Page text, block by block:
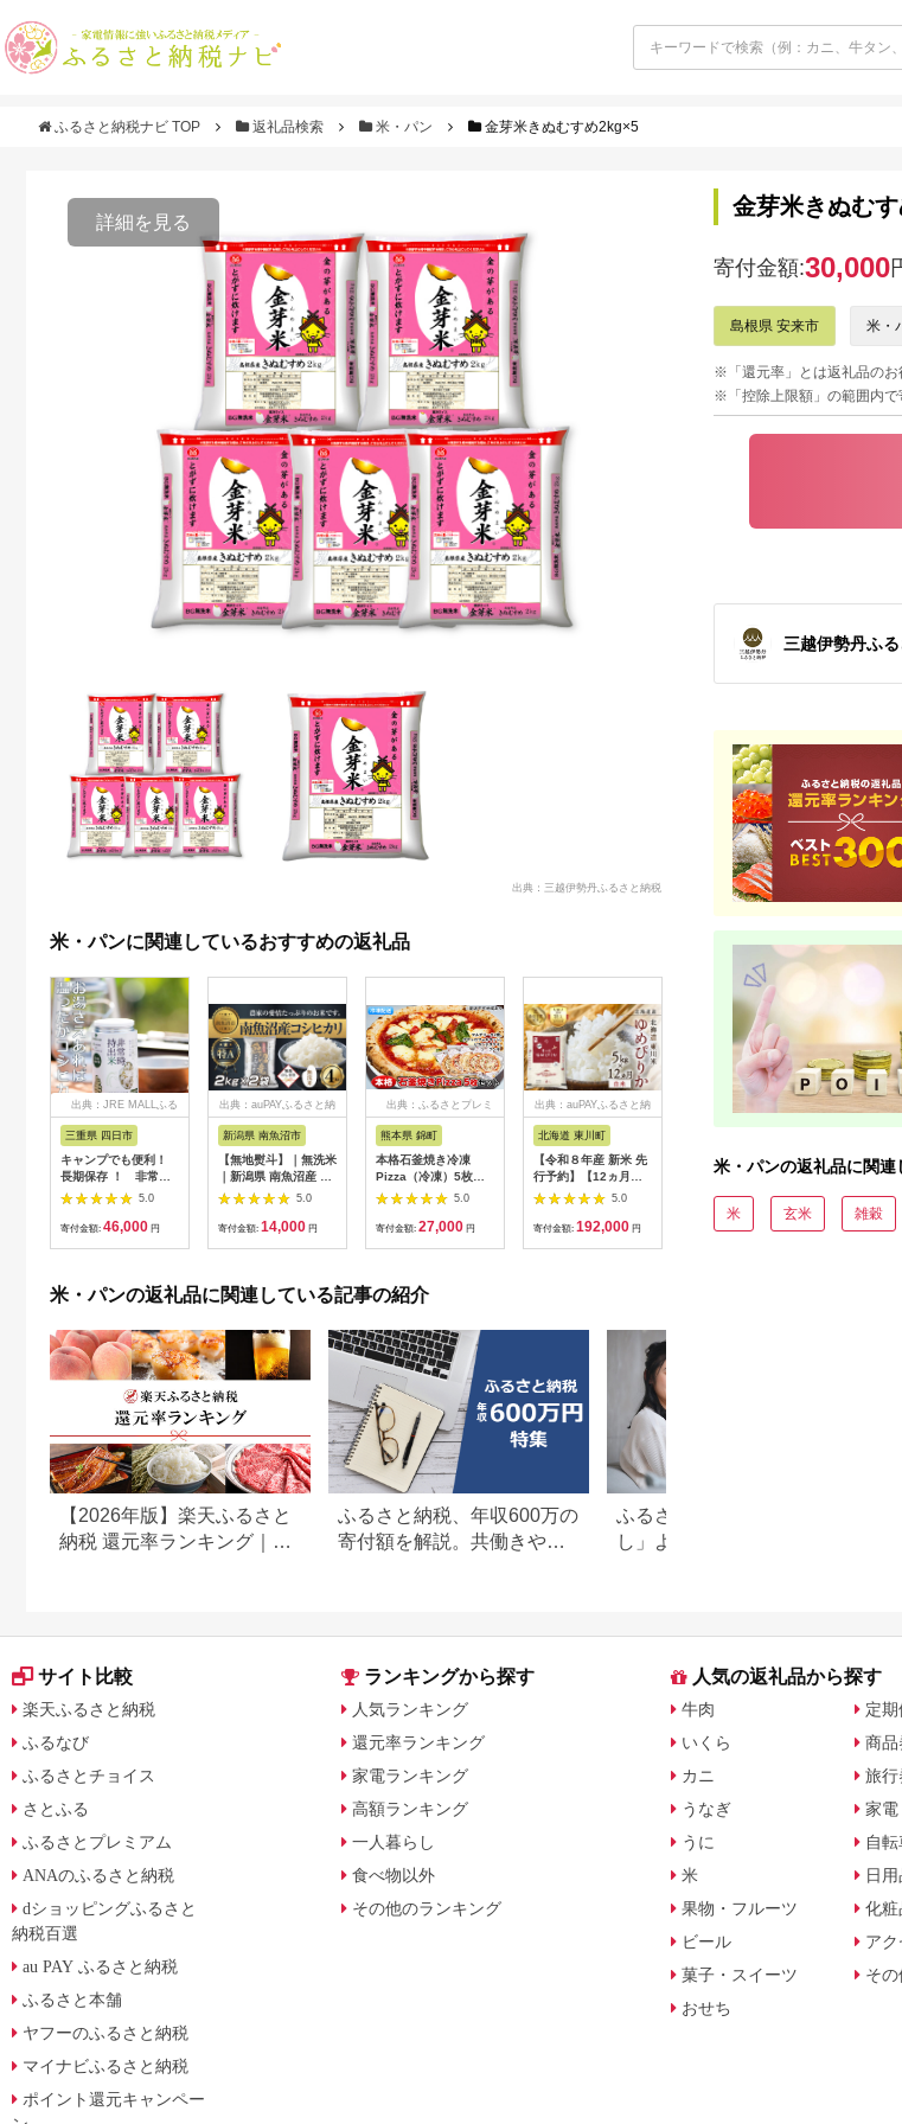
ふるさと納税ナビ TOP 返礼品検索 米・パン 金芽米きぬむすめ2kg×5
詳細を見る
出典：三越伊勢丹ふるさと納税
米・パンに関連しているおすすめの返礼品
出典：JRE MALLふる
三重県 四日市
キャンプでも便利！
長期保存 ！ 非常時
持出米24缶 わかめ
ごはん（製造日から８
年） ［災害 災害時
はん ご飯 わかめ
賞味期限 保存米 保
存食］
5.0
寄付金額: 46,000 円
出典：auPAYふるさと納
新潟県 南魚沼市
【無地熨斗】｜無洗米
｜新潟県 南魚沼産 コ
シヒカリ お米 2kg×2
袋 計4kg（お米の美
味しい炊き方ガイド付
5.0
寄付金額: 14,000 円
出典：ふるさとプレミ
熊本県 錦町
本格石釜焼き冷凍
Pizza（冷凍）5枚セ
ット【配送不可：離
島】 惣菜パン
5.0
寄付金額: 27,000 円
出典：auPAYふるさと納
北海道 東川町
【令和８年産 新米 先
行予約】【12ヵ月定
期便】東川米ゆめぴり
5kg（2026年10月中
5.0
寄付金額: 192,000 円
【6回定期便】GABA
玄米もち麦ごはん4種
【玄米 GABA玄米
GABAライス もち麦
5.0
寄付金額:88,000円
満月もち
し餅」
満月 杵
本 茨城
寄付金額:
米・パンの返礼品に関連している記事の紹介
【2026年版】楽天ふるさと
納税 還元率ランキング｜高
ふるさと納税、年収600万の
寄付額を解説。共働きや子
ふるさと納税「一人暮ら
し」よかったもの特集。お
金芽米きぬむ
寄付金額:30,000
島根県 安来市 米・
※「還元率」とは返礼品のお
※「控除上限額」の範囲内で
三越伊勢丹ふ
米・パンの返礼品に関連
米 玄米 雑穀
サイト比較
楽天ふるさと納税
ふるなび
ふるさとチョイス
さとふる
ふるさとプレミアム
ANAのふるさと納税
dショッピングふるさと
納税百選
au PAY ふるさと納税
ふるさと本舗
ヤフーのふるさと納税
マイナビふるさと納税
ポイント還元キャンペー
ランキングから探す
人気ランキング
還元率ランキング
家電ランキング
高額ランキング
一人暮らし
食べ物以外
その他のランキング
人気の返礼品から探す
牛肉
いくら
カニ
うなぎ
うに
米
果物・フルーツ
ビール
菓子・スイーツ
おせち
定期
商品
旅行
家電
自転
日用
化粧
アク
その